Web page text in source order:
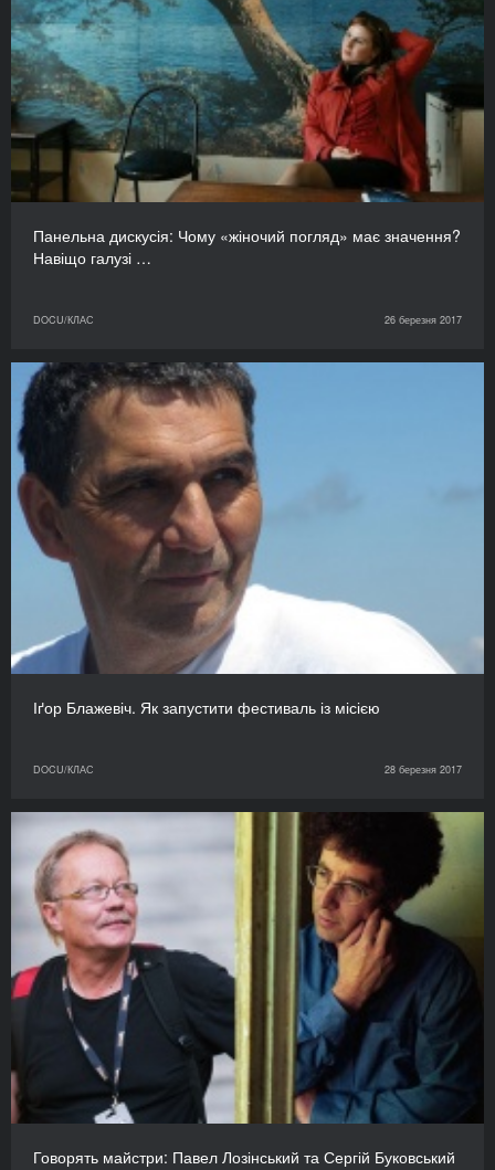
Панельна дискусія: Чому «жіночий погляд» має значення?
Навіщо галузі …
DOCU/КЛАС 26 березня 2017
Іґор Блажевіч. Як запустити фестиваль із місією
DOCU/КЛАС 28 березня 2017
Говорять майстри: Павел Лозінський та Сергій Буковський